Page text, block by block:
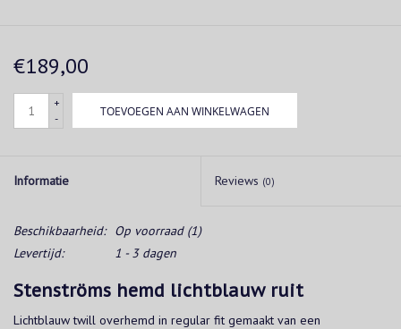
€189,00
+
-
TOEVOEGEN AAN WINKELWAGEN
Informatie Reviews (0)
Beschikbaarheid: Op voorraad(1)
Levertijd:
1 - 3 dagen
Stenströms hemd lichtblauw ruit
Lichtblauw twill overhemd in regular fit gemaakt van een